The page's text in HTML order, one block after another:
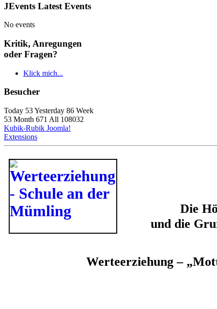
JEvents Latest Events
No events
Kritik, Anregungen
oder Fragen?
Klick mich...
Besucher
Today 53 Yesterday 86 Week
53 Month 671 All 108032
Kubik-Rubik Joomla!
Extensions
Die
und die
Werteerziehung –